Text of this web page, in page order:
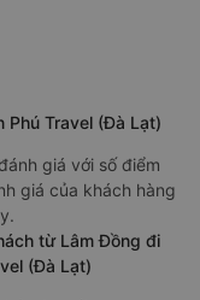
Phú Travel (Đà Lạt)
giá với số điểm
giá của khách hàng
từ Lâm Đồng đi
(Đà Lạt)